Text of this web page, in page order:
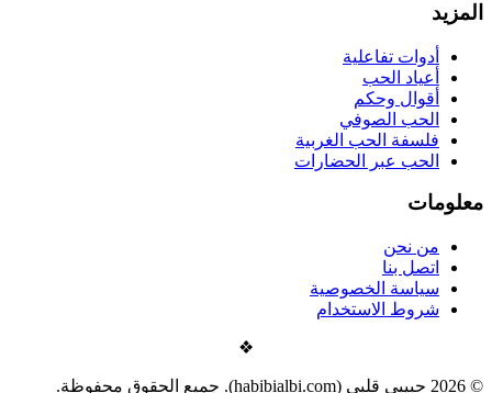
المزيد
أدوات تفاعلية
أعياد الحب
أقوال وحكم
الحب الصوفي
فلسفة الحب الغربية
الحب عبر الحضارات
معلومات
من نحن
اتصل بنا
سياسة الخصوصية
شروط الاستخدام
❖
©
2026 حبيبي قلبي (habibialbi.com). جميع الحقوق محفوظة.